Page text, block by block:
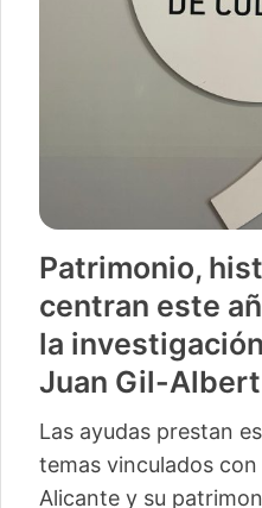
Patrimonio,
centran este
la
Juan Gil-Albert
Las ayudas prestan
temas vinculados
Alicante y su